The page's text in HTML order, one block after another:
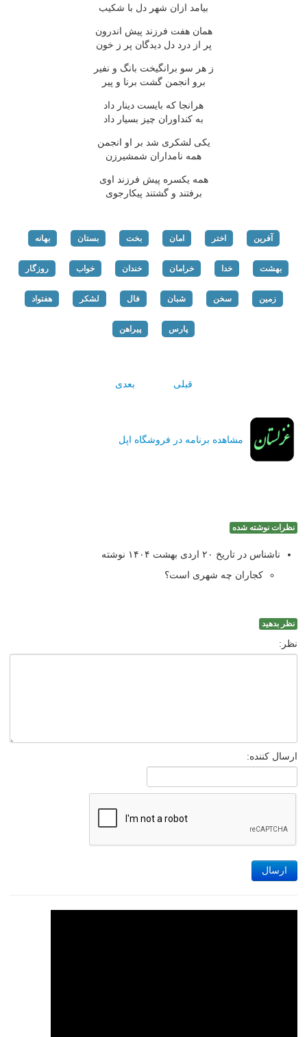
بیامد ازان شهر دل با شکیب
همان هفت فرزند پیش اندرون
پر از درد دل دیدگان پر ز خون
ز هر سو برانگیخت بانگ و نفیر
برو انجمن گشت برنا و پیر
هرانجا که بایست دینار داد
به کنداوران چیز بسیار داد
یکی لشکری شد بر او انجمن
همه نامداران شمشیرزن
همه یکسره پیش فرزند اوی
برفتند و گشتند پیکارجوی
آفرین اختر امان بخت بستان بهانه
بهشت خدا خرامان خندان خواب روزگار
زمین سخن شبان فال لشکر هفتواد
پارس پیراهن
قبلی بعدی
مشاهده برنامه در فروشگاه اپل
نظرات نوشته شده
ناشناس در تاریخ ۲۰ اردی بهشت ۱۴۰۴ نوشته
کجاران چه شهری است؟
نظر بدهید
نظر:
ارسال کننده:
ارسال